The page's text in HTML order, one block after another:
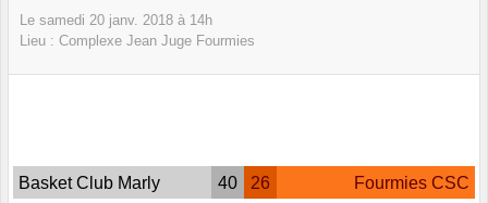
Le samedi 20 janv. 2018 à 14h
Lieu : Complexe Jean Juge Fourmies
Basket Club Marly 40 26 Fourmies CSC